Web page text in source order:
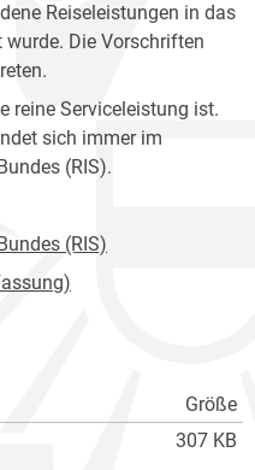
Reiseleistungen in das
Die Vorschriften
reine Serviceleistung ist.
sich immer im
(RIS).
(RIS)
Größe
307 KB